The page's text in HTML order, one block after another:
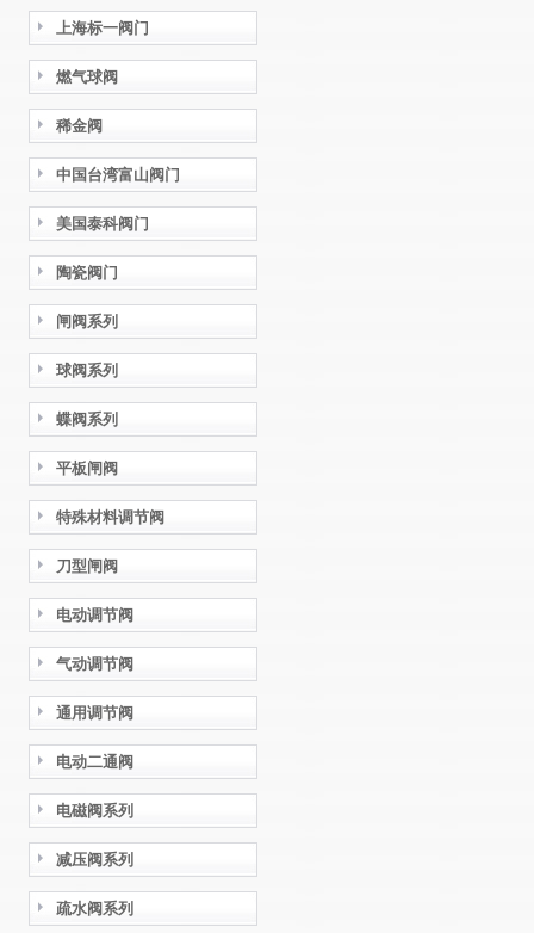
上海标一阀门
燃气球阀
稀金阀
中国台湾富山阀门
美国泰科阀门
陶瓷阀门
闸阀系列
球阀系列
蝶阀系列
平板闸阀
特殊材料调节阀
刀型闸阀
电动调节阀
气动调节阀
通用调节阀
电动二通阀
电磁阀系列
减压阀系列
疏水阀系列